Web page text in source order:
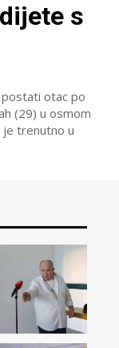
s
postati otac po